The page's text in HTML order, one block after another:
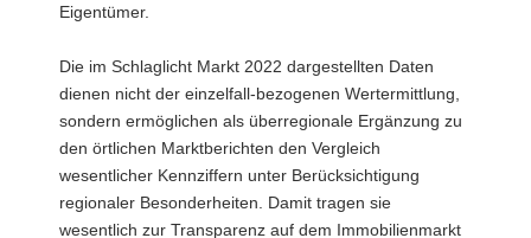
Eigentümer.
Die im Schlaglicht Markt 2022 dargestellten Daten
dienen nicht der einzelfall-bezogenen Wertermittlung,
sondern ermöglichen als überregionale Ergänzung zu
den örtlichen Marktberichten den Vergleich
wesentlicher Kennziffern unter Berücksichtigung
regionaler Besonderheiten. Damit tragen sie
wesentlich zur Transparenz auf dem Immobilienmarkt